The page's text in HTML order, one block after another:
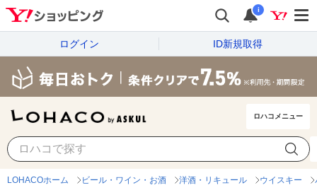
i
ログイン ID新規取得
ロハコメニュー
LOHACOホーム ビール・ワイン・お酒 洋酒・リキュール ウイスキー